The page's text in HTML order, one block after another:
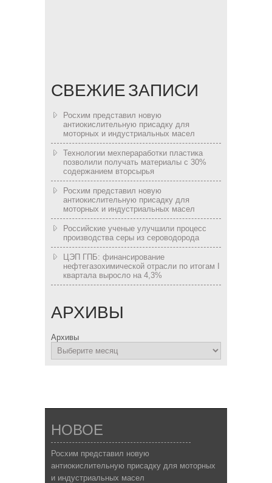
СВЕЖИЕ ЗАПИСИ
Росхим представил новую
антиокислительную присадку для
моторных и индустриальных масел
Технологии мехпераработки пластика
позволили получать материалы с 30%
содержанием вторсырья
Росхим представил новую
антиокислительную присадку для
моторных и индустриальных масел
Российские ученые улучшили процесс
производства серы из сероводорода
ЦЭП ГПБ: финансирование
нефтегазохимической отрасли по итогам I
квартала выросло на 4,3%
АРХИВЫ
Архивы
НОВОЕ
Росхим представил новую
антиокислительную присадку для моторных
и индустриальных масел